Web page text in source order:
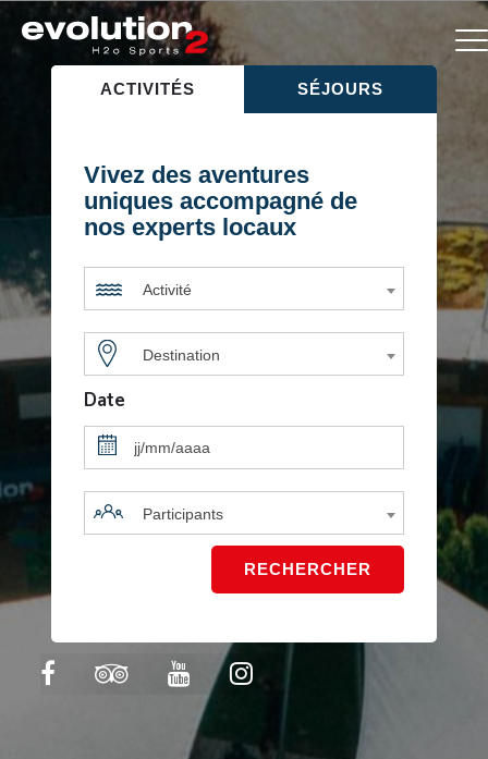
ACTIVITÉS SÉJOURS
Vivez des aventures
uniques accompagné de
nos experts locaux
Activité
Destination
Date
Participants